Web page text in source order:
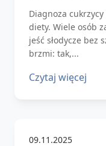
Diagnoza
diety. Wiele osób
jeść słodycze bez
brzmi: tak,...
Czytaj więcej
09.11.2025